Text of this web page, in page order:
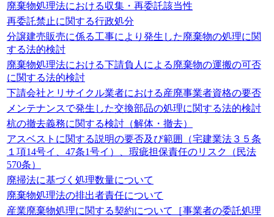
廃棄物処理法における収集・再委託該当性
再委託禁止に関する行政処分
分譲建売販売に係る工事により発生した廃棄物の処理に関
する法的検討
廃棄物処理法における下請負人による廃棄物の運搬の可否
に関する法的検討
下請会社とリサイクル業者における産廃事業者資格の要否
メンテナンスで発生した交換部品の処理に関する法的検討
杭の撤去義務に関する検討（解体・撤去）
アスベストに関する説明の要否及び範囲（宅建業法３５条
１項14号イ、47条1号イ）、瑕疵担保責任のリスク（民法
570条）
廃掃法に基づく処理数量について
廃棄物処理法の排出者責任について
産業廃棄物処理に関する契約について［事業者の委託処理